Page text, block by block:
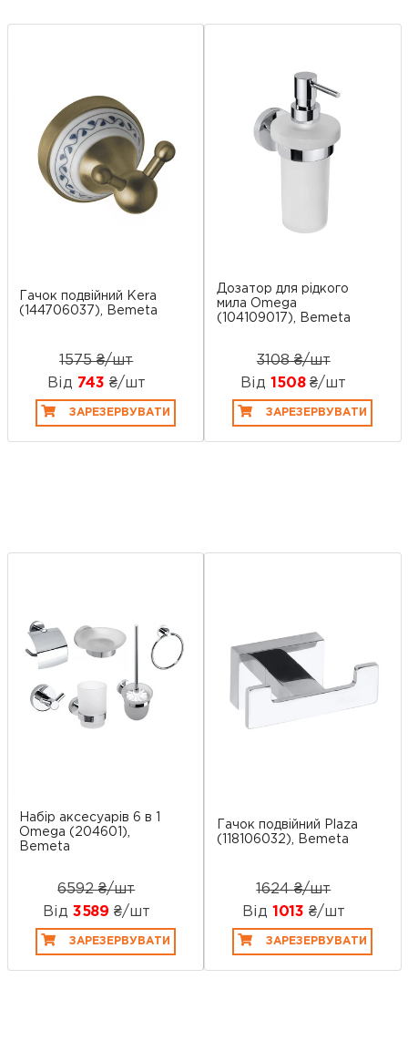
Гачок подвійний Kera
(144706037), Bemeta
1575 ₴/шт
Від 743 ₴/шт
ЗАРЕЗЕРВУВАТИ
Дозатор для рідкого
мила Omega
(104109017), Bemeta
3108 ₴/шт
Від 1508₴/шт
ЗАРЕЗЕРВУВАТИ
Набір аксесуарів 6 в 1
Omega (204601),
Bemeta
6592 ₴/шт
Від 3589 ₴/шт
ЗАРЕЗЕРВУВАТИ
Гачок подвійний Plaza
(118106032), Bemeta
1624 ₴/шт
Від 1013 ₴/шт
ЗАРЕЗЕРВУВАТИ